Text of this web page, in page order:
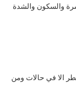
والسكون والشدة
الا في حالات ومن